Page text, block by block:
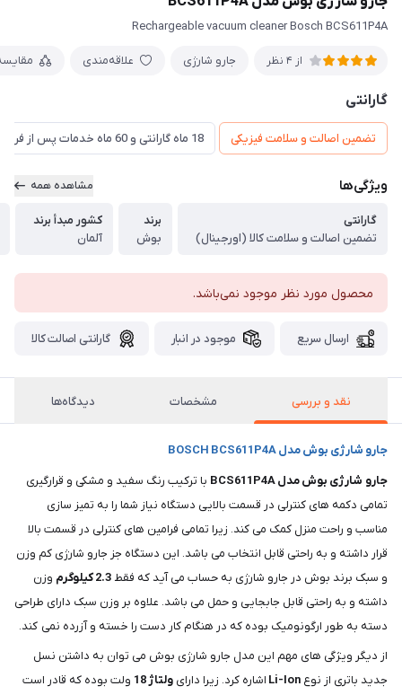
Rechargeable vacuum cleaner Bosch BCS611P4A
از 4 نظر جارو شارژی علاقه‌مندی
گارانتی
تضمین اصالت و سلامت فیزیکی 18 ماه گارانتی و 60 ماه خدمات پس از فروش و گارانتی تعویض
ویژگی‌ها مشاهده همه
گارانتی
تضمین اصالت و سلامت کالا (اورجینال)
برند
بوش
کشور مبدأ برند
آلمان
محصول مورد نظر موجود نمی‌باشد.
ارسال سریع موجود در انبار گارانتی اصالت کالا
نقد و بررسی مشخصات دیدگاه‌ها
جارو شارژی بوش مدل BOSCH BCS611P4A
جارو شارژی بوش مدل BCS611P4A
با ترکیب رنگ سفید و مشکی و قرارگیری
تمامی دکمه های کنترلی در قسمت بالایی دستگاه نیاز شما را به تمیز سازی
مناسب و راحت منزل کمک می کند. زیرا تمامی فرامین های کنترلی در قسمت بالا
قرار داشته و به راحتی قابل انتخاب می باشد. این دستگاه جز جارو شارژی کم وزن
و سبک برند بوش در جارو شارژی به حساب می آید که فقط 2.3 کیلوگرم
وزن
داشته و به راحتی قابل جابجایی و حمل می باشد. علاوه بر وزن سبک دارای طراحی
دسته به طور ارگونومیک بوده که در هنگام کار دست را خسته و آزرده نمی کند.
از دیگر ویژگی های مهم این مدل جارو شارژی بوش می توان به داشتن نسل
جدید باتری از نوع Li-Ion اشاره کرد. زیرا دارای ولتاژ 18
ولت بوده که قادر است